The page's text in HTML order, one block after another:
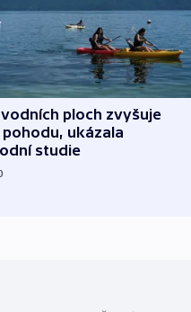
ploch zvyšuje
ukázala
studie